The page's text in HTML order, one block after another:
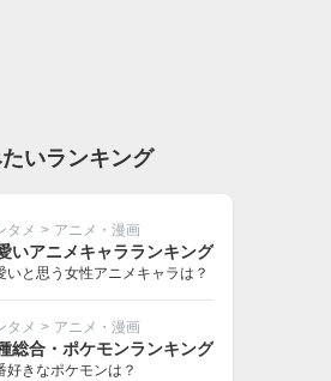
いランキング
タメ > アニメ・漫画
いアニメキャラランキング
いと思う女性アニメキャラは？
タメ > アニメ・漫画
総合・ポケモンランキング
好きなポケモンは？